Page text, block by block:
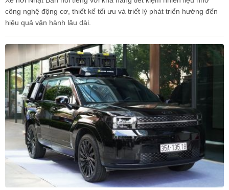
công nghệ động cơ, thiết kế tối ưu và triết lý phát triển hướng đến
hiệu quả vận hành lâu dài.